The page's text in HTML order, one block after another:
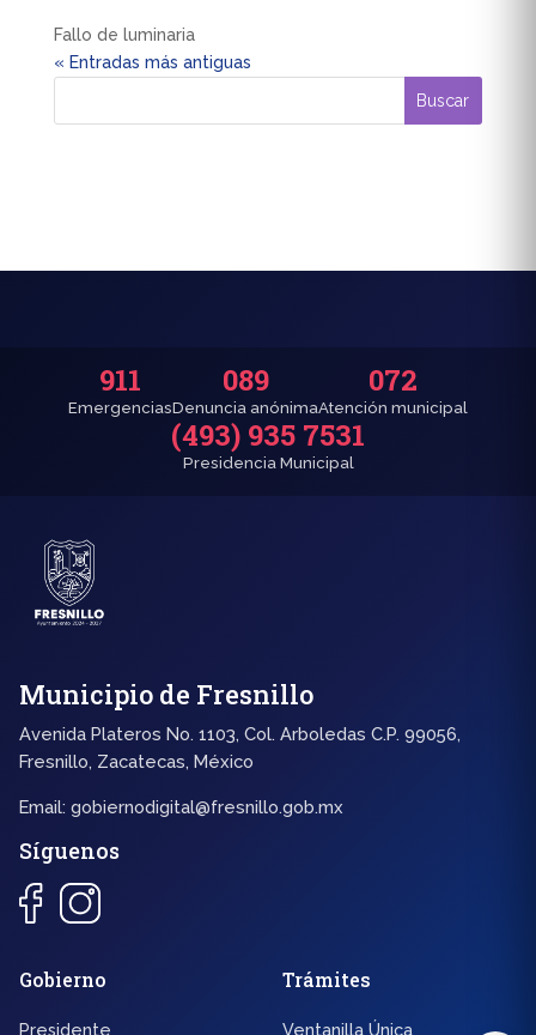
Fallo de luminaria
« Entradas más antiguas
911
Emergencias
089
Denuncia anónima
072
Atención municipal
(493) 935 7531
Presidencia Municipal
Municipio de Fresnillo
Avenida Plateros No. 1103, Col. Arboledas C.P. 99056,
Fresnillo, Zacatecas, México
Email: gobiernodigital@fresnillo.gob.mx
Síguenos
Gobierno
Presidente
Trámites
Ventanilla Única